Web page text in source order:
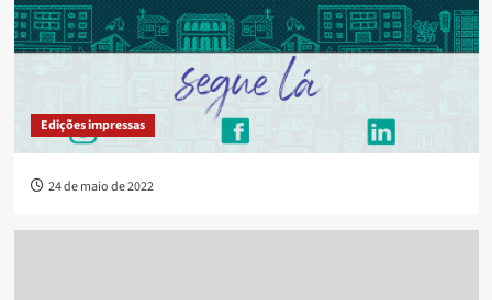
Edições impressas
24 de maio de 2022